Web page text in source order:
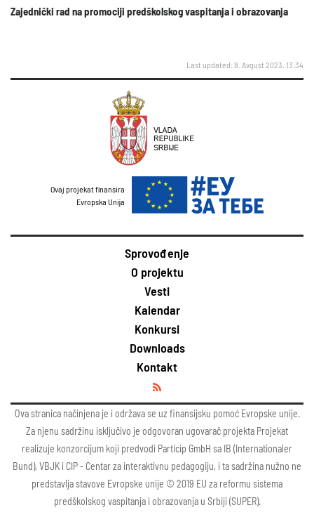
Zajednički rad na promociji predškolskog vaspitanja i obrazovanja
Last updated: 8. Avgust 2023. 13:34
Ovaj projekat finansira
Evropska Unija
Sprovođenje
O projektu
Vesti
Kalendar
Konkursi
Downloads
Kontakt
Ova stranica načinjena je i održava se uz finansijsku pomoć Evropske unije.
Za njenu sadržinu isključivo je odgovoran ugovarač projekta Projekat
realizuje konzorcijum koji predvodi Particip GmbH sa IB (Internationaler
Bund), VBJK i CIP - Centar za interaktivnu pedagogiju, i ta sadržina nužno ne
predstavlja stavove Evropske unije © 2019 EU za reformu sistema
predškolskog vaspitanja i obrazovanja u Srbiji (SUPER).